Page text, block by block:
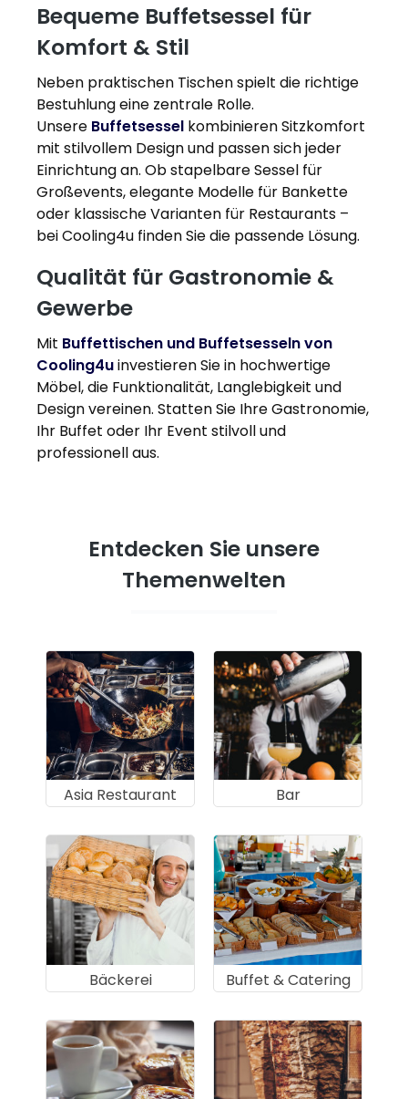
Bequeme Buffetsessel für
Komfort & Stil
Neben praktischen Tischen spielt die richtige
Bestuhlung eine zentrale Rolle.
Unsere Buffetsessel kombinieren Sitzkomfort
mit stilvollem Design und passen sich jeder
Einrichtung an. Ob stapelbare Sessel für
Großevents, elegante Modelle für Bankette
oder klassische Varianten für Restaurants –
bei Cooling4u finden Sie die passende Lösung.
Qualität für Gastronomie &
Gewerbe
Mit Buffettischen und Buffetsesseln von
Cooling4uinvestieren Sie in hochwertige
Möbel, die Funktionalität, Langlebigkeit und
Design vereinen. Statten Sie Ihre Gastronomie,
Ihr Buffet oder Ihr Event stilvoll und
professionell aus.
Entdecken Sie unsere
Themenwelten
Asia Restaurant Bar
Bäckerei Buffet & Catering